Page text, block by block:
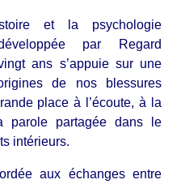
et la psychologie
par Regard
ans s’appuie sur une
de nos blessures
place à l’écoute, à la
parole partagée dans le
intérieurs.
aux échanges entre